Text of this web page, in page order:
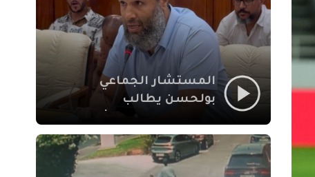
المحطة الطرقية إلى
العزوزية
المستشار الجماعي
بولحسن يطالب
أشغال شارع علال
الفاسي بمراكش